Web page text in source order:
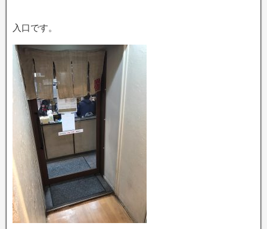
入口です。